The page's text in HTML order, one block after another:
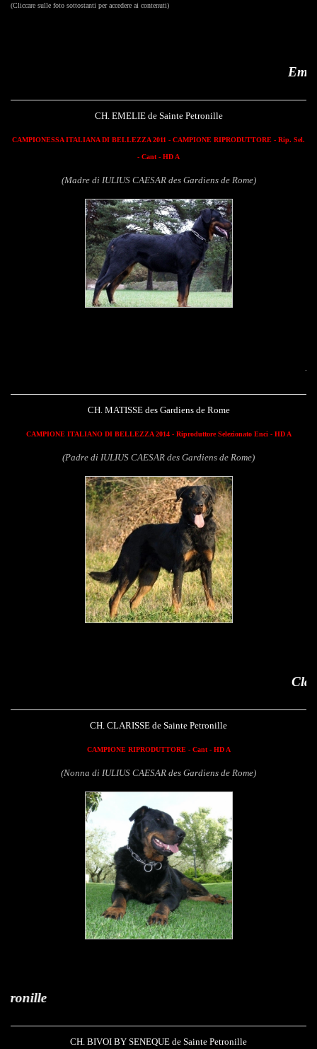
(Cliccare sulle foto sottostanti per accedere ai contenuti)
Emelie de Sainte
CH. EMELIE de Sainte Petronille
CAMPIONESSA ITALIANA DI BELLEZZA 2011 - CAMPIONE RIPRODUTTORE - Rip. Sel.
- Cant - HD A
(Madre di IULIUS CAESAR des Gardiens de Rome)
CH. MATISSE des Gardiens de Rome
CAMPIONE ITALIANO DI BELLEZZA 2014 - Riproduttore Selezionato Enci - HD A
(Padre di IULIUS CAESAR des Gardiens de Rome)
Clarisse de Sainte
CH. CLARISSE de Sainte Petronille
CAMPIONE RIPRODUTTORE - Cant - HD A
(Nonna di IULIUS CAESAR des Gardiens de Rome)
CH. BIVOI BY SENEQUE de Sainte Petronille